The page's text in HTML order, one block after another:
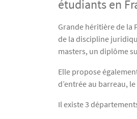
étudiants en
Texte
Grande héritière de la
de la discipline
masters, un diplôme
Elle propose
d’entrée au barreau,
Il existe 3